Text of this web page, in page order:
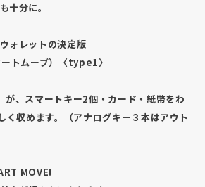
十分に。
ォレットの決定版
トムーブ）〈type1〉
が、スマートキー2個・カード・紙幣をわ
収めます。（アナログキー３本はアウト
MOVE!